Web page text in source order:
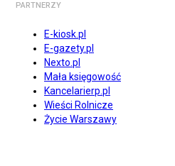
PARTNERZY
E-kiosk.pl
E-gazety.pl
Nexto.pl
Mała księgowość
Kancelarierp.pl
Wieści Rolnicze
Życie Warszawy